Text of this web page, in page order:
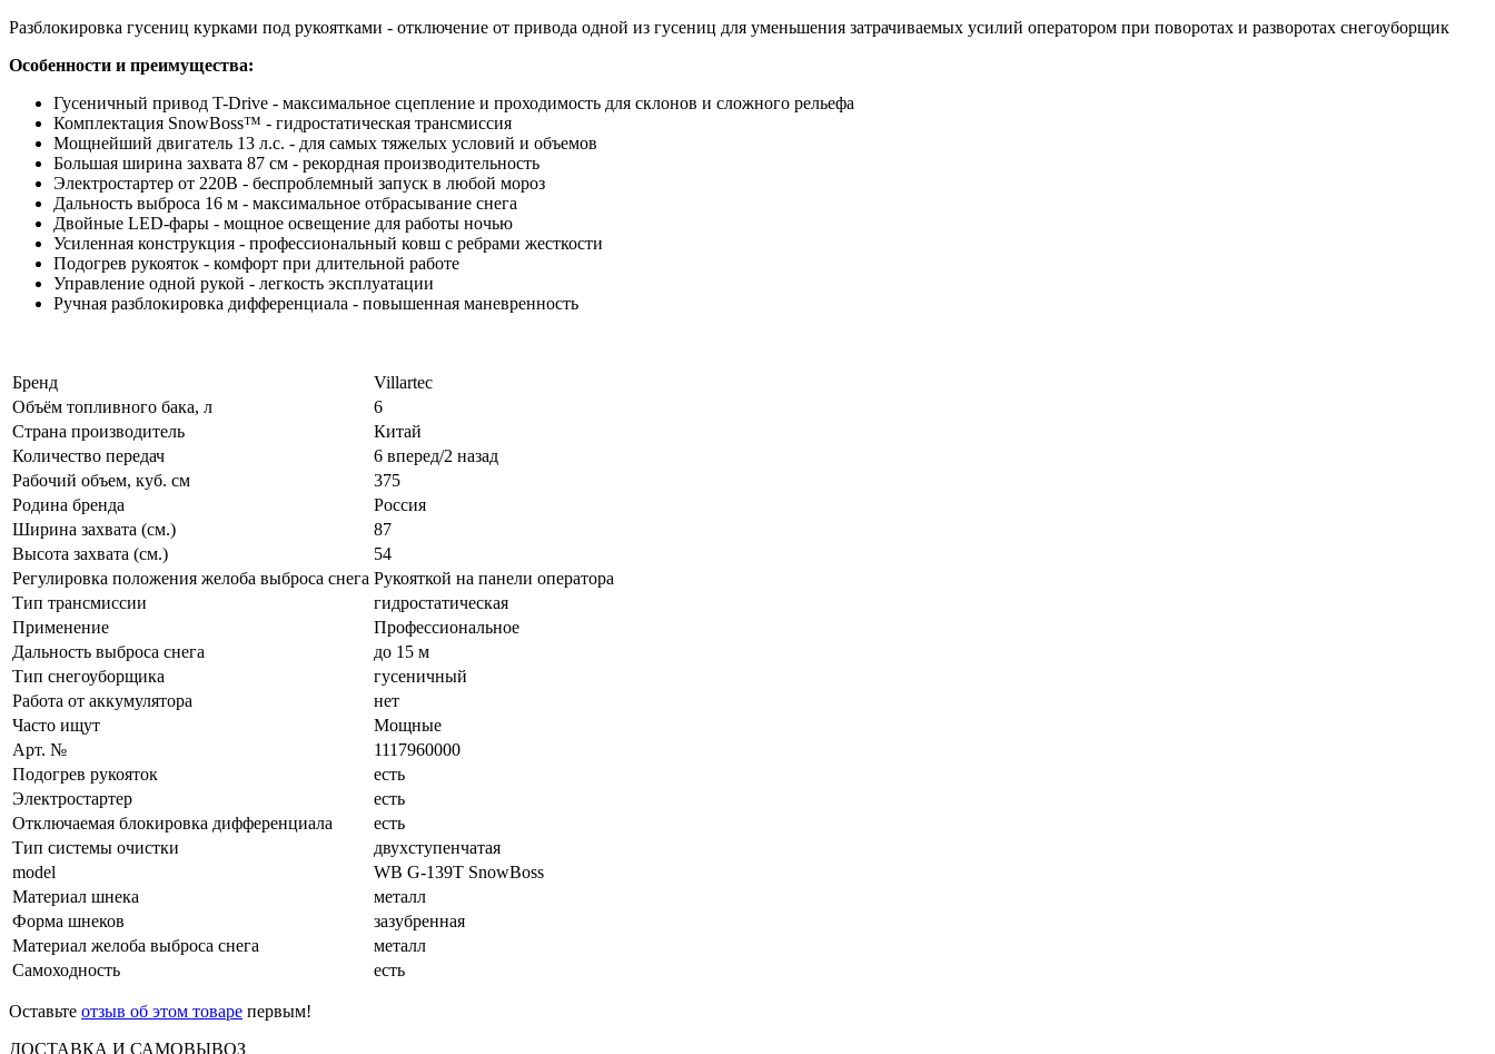
Разблокировка гусениц курками под рукоятками - отключение от привода одной из гусениц для уменьшения затрачиваемых усилий оператором при поворотах и разворотах снегоуборщик
Особенности и преимущества:
Гусеничный привод T-Drive - максимальное сцепление и проходимость для склонов и сложного рельефа
Комплектация SnowBoss™ - гидростатическая трансмиссия
Мощнейший двигатель 13 л.с. - для самых тяжелых условий и объемов
Большая ширина захвата 87 см - рекордная производительность
Электростартер от 220В - беспроблемный запуск в любой мороз
Дальность выброса 16 м - максимальное отбрасывание снега
Двойные LED-фары - мощное освещение для работы ночью
Усиленная конструкция - профессиональный ковш с ребрами жесткости
Подогрев рукояток - комфорт при длительной работе
Управление одной рукой - легкость эксплуатации
Ручная разблокировка дифференциала - повышенная маневренность
Бренд
Villartec
Объём топливного бака, л
6
Страна производитель
Китай
Количество передач
6 вперед/2 назад
Рабочий объем, куб. см
375
Родина бренда
Россия
Ширина захвата (см.)
87
Высота захвата (см.)
54
Регулировка положения желоба выброса снега Рукояткой на панели оператора
Тип трансмиссии
гидростатическая
Применение
Профессиональное
Дальность выброса снега
до 15 м
Тип снегоуборщика
гусеничный
Работа от аккумулятора
нет
Часто ищут
Мощные
Арт. №
1117960000
Подогрев рукояток
есть
Электростартер
есть
Отключаемая блокировка дифференциала
есть
Тип системы очистки
двухступенчатая
model
WB G-139T SnowBoss
Материал шнека
металл
Форма шнеков
зазубренная
Материал желоба выброса снега
металл
Самоходность
есть
Оставьте отзыв об этом товаре первым!
ДОСТАВКА И САМОВЫВОЗ